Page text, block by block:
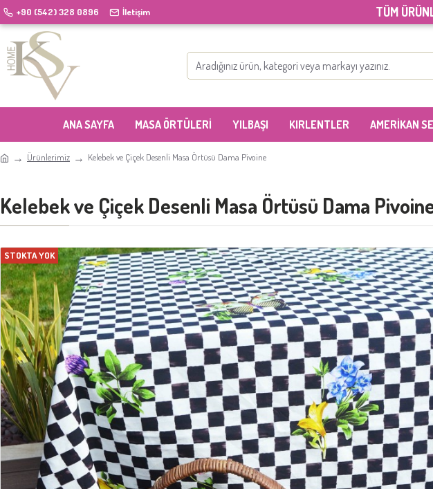
+90 (542) 328 0896 İletişim TÜM
ANA SAYFA MASA ÖRTÜLERI YILBAŞI KIRLENTLER AMERİKAN
Ürünlerimiz Kelebek ve Çiçek Desenli Masa Örtüsü Dama Pivoine
Kelebek ve Çiçek Desenli Masa Örtüsü Dama
STOKTA YOK